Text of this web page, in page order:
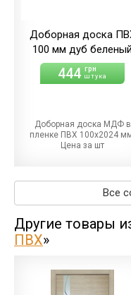
Доборная доска
100 мм дуб беленый
444 грн
штука
Доборная доска МДФ в
пленке ПВХ 100х2024
Цена за шт
Все
Другие товары
ПВХ»